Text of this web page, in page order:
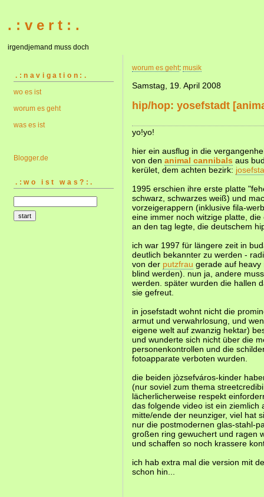
. : v e r t : .
irgendjemand muss doch
.:navigation:.
wo es ist
worum es geht
was es ist
Blogger.de
.:wo ist was?:.
worum es geht: musik
Samstag, 19. April 2008
hip/hop: yosefstadt
yo!yo!
hier ein ausflug in die
von den animal cannibals aus
kerület, dem achten bezirk:
1995 erschien ihre erste platte
schwarz, schwarzes weiß) und
vorzeigerappern (inklusive fila-
eine immer noch witzige platte,
an den tag legte, die deutschem
ich war 1997 für längere zeit in
deutlich bekannter zu werden -
von der putzfrau gerade auf
blind werden). nun ja, andere
werden. später wurden die hallen
sie gefreut.
in josefstadt wohnt nicht die
armut und verwahrlosung, und
eigene welt auf zwanzig hektar)
und wunderte sich nicht über die
personenkontrollen und die
fotoapparate verboten wurden.
die beiden jòzsefváros-kinder
(nur soviel zum thema
lächerlicherweise respekt
das folgende video ist ein ziemlich
mitte/ende der neunziger, viel hat
nur die postmodernen glas-stahl-
großen ring gewuchert und ragen
und schaffen so noch krassere
ich hab extra mal die version mit
schon hin...